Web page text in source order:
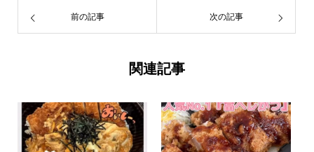
前の記事 次の記事
関連記事